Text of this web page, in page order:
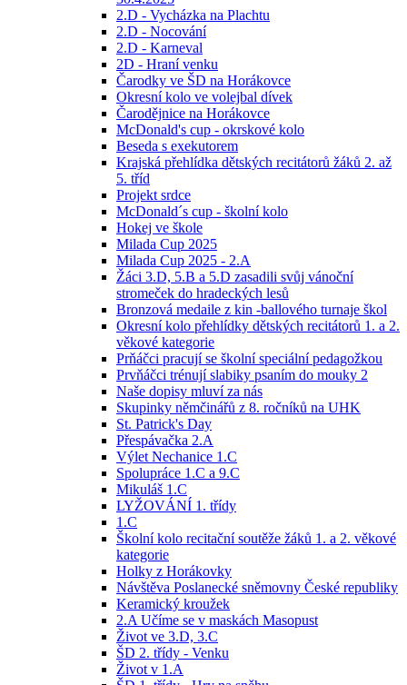
2.D - Vycházka na Plachtu
2.D - Nocování
2.D - Karneval
2D - Hraní venku
Čarodky ve ŠD na Horákovce
Okresní kolo ve volejbal dívek
Čarodějnice na Horákovce
McDonald's cup - okrskové kolo
Beseda s exekutorem
Krajská přehlídka dětských recitátorů žáků 2. až
5. tříd
Projekt srdce
McDonald´s cup - školní kolo
Hokej ve škole
Milada Cup 2025
Milada Cup 2025 - 2.A
Žáci 3.D, 5.B a 5.D zasadili svůj vánoční
stromeček do hradeckých lesů
Bronzová medaile z kin -ballového turnaje škol
Okresní kolo přehlídky dětských recitátorů 1. a 2.
věkové kategorie
Prňáčci pracují se školní speciální pedagožkou
Prvňáčci trénují slabiky psaním do mouky 2
Naše dopisy mluví za nás
Skupinky němčinářů z 8. ročníků na UHK
St. Patrick's Day
Přespávačka 2.A
Výlet Nechanice 1.C
Spolupráce 1.C a 9.C
Mikuláš 1.C
LYŽOVÁNÍ 1. třídy
1.C
Školní kolo recitační soutěže žáků 1. a 2. věkové
kategorie
Holky z Horákovky
Návštěva Poslanecké sněmovny České republiky
Keramický kroužek
2.A Učíme se v maskách Masopust
Život ve 3.D, 3.C
ŠD 2. třídy - Venku
Život v 1.A